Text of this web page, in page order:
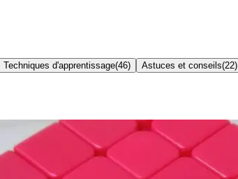
Techniques d'apprentissage(46) Astuces et conseils(22)